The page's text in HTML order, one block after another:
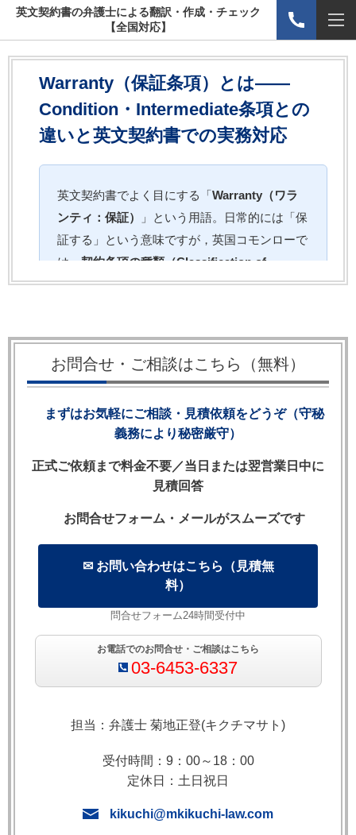
英文契約書の弁護士による翻訳・作成・チェック
【全国対応】
Warranty（保証条項）とは——
Condition・Intermediate条項との
違いと英文契約書での実務対応
英文契約書でよく目にする「Warranty（ワラ
ンティ：保証）
」という用語。日常的には「保
証する」という意味ですが，英国コモンローで
は， 契約条項の種類（Classification of
Terms）を示す法律用語としての重要な意味を
されるかによって，契約違反時に解除が認めら
法務担当者が必ず理解しておくべき，英国留
学・ロンドン法律事務所勤務経験を持つ国際取
引を得意とする弁護士によるわかりやすい解説
【目次】
1. 英国コモンローにおける契約条項の3分類
2. Condition（コンディション）——違反すれば常に解
3. Warranty（ワランティ）——違反しても損害賠償の
み，解除不可
5. 著名判例：Hong Kong Fir Shipping v Kawasaki
Kisen Kaisha [1962]
6. ラベルだけでは決まらない——「Warranty」と書い
7. 実務上の対応——違反の効果を契約書に明確化する
お問合せ・ご相談はこちら（無料）
まずはお気軽にご相談・見積依頼をどうぞ（守秘
義務により秘密厳守）
正式ご依頼まで料金不要／当日または翌営業日中に
見積回答
お問合せフォーム・メールがスムーズです
✉ お問い合わせはこちら（見積無
料）
問合せフォーム24時間受付中
お電話でのお問合せ・ご相談はこちら
03-6453-6337
担当：弁護士 菊地正登(キクチマサト)
受付時間：9：00～18：00
定休日：土日祝日
kikuchi@mkikuchi-law.com